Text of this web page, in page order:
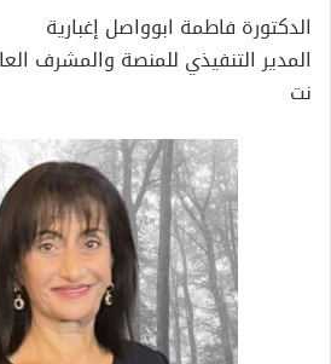
الدكتورة فاطمة ابوواصل إغبارية
المدير التنفيذي للمنصة والمشرف
نت